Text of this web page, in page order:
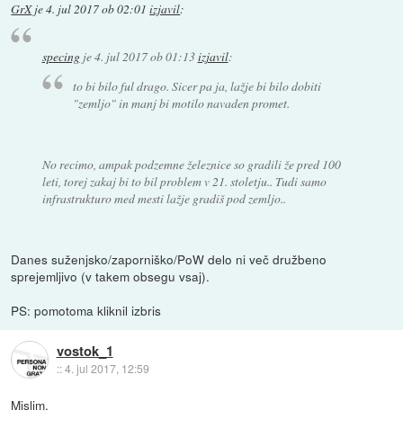
GrXje4. jul 2017 ob 02:01 izjavil:
specingje4. jul 2017 ob 01:13izjavil:
to bi bilo ful drago. Sicer pa ja, lažje bi bilo dobiti
"zemljo" in manj bi motilo navaden promet.
No recimo, ampak podzemne železnice so gradili že pred 100
leti, torej zakaj bi to bil problem v 21. stoletju.. Tudi samo
infrastrukturo med mesti lažje gradiš pod zemljo..
Danes suženjsko/zaporniško/PoW delo ni več družbeno
sprejemljivo (v takem obsegu vsaj).
PS: pomotoma kliknil izbris
vostok_1
::4. jul 2017, 12:59
Mislim.